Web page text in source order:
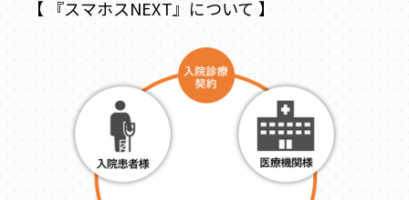
【 『スマホスNEXT』について 】